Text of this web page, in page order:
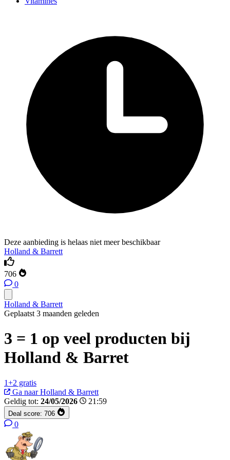
Deze aanbieding is helaas niet meer beschikbaar
Holland & Barrett
706
0
Holland & Barrett
Geplaatst 3 maanden geleden
3 = 1 op veel producten bij
Holland & Barret
1+2 gratis
Ga naar Holland & Barrett
Geldig tot: 24/05/2026 21:59
Deal score: 706
0